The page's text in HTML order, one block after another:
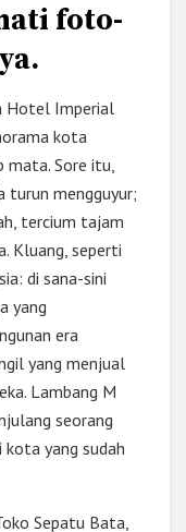
foto-
Hotel Imperial
kota
mata. Sore itu,
turun mengguyur;
tercium tajam
Kluang, seperti
di sana-sini
yang
era
yang menjual
Lambang M
seorang
kota yang sudah
Sepatu Bata,